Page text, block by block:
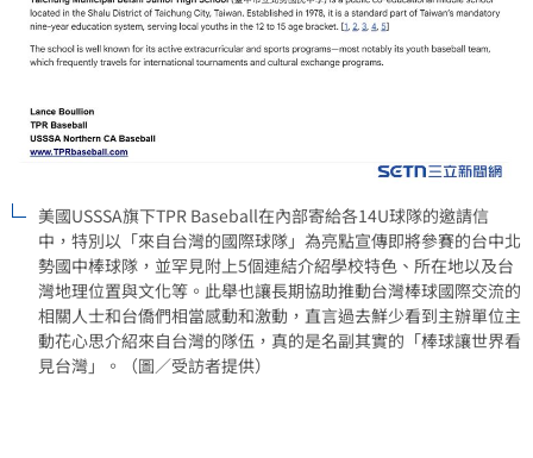
美國USSSA旗下TPR Baseball在內部寄給各14U球隊的邀請信
中，特別以「來自台灣的國際球隊」為亮點宣傳即將參賽的台中北
勢國中棒球隊，並罕見附上5個連結介紹學校特色、所在地以及台
灣地理位置與文化等。此舉也讓長期協助推動台灣棒球國際交流的
相關人士和台僑們相當感動和激動，直言過去鮮少看到主辦單位主
動花心思介紹來自台灣的隊伍，真的是名副其實的「棒球讓世界看
見台灣」。（圖／受訪者提供）